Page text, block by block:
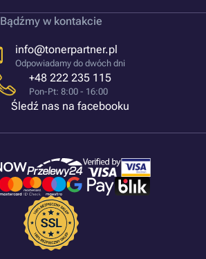
Bądźmy w kontakcie
info@tonerpartner.pl
Odpowiadamy do dwóch dni
+48 222 235 115
Pon-Pt: 8:00 - 16:00
Śledź nas na facebooku